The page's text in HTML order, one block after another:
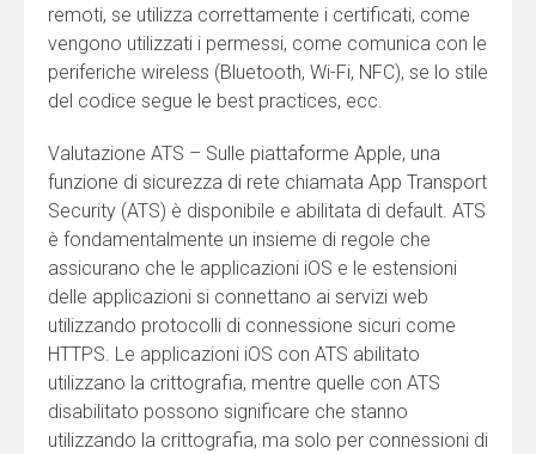
remoti, se utilizza correttamente i certificati, come
vengono utilizzati i permessi, come comunica con le
periferiche wireless (Bluetooth, Wi-Fi, NFC), se lo stile
del codice segue le best practices, ecc.
Valutazione ATS – Sulle piattaforme Apple, una
funzione di sicurezza di rete chiamata App Transport
Security (ATS) è disponibile e abilitata di default. ATS
è fondamentalmente un insieme di regole che
assicurano che le applicazioni iOS e le estensioni
delle applicazioni si connettano ai servizi web
utilizzando protocolli di connessione sicuri come
HTTPS. Le applicazioni iOS con ATS abilitato
utilizzano la crittografia, mentre quelle con ATS
disabilitato possono significare che stanno
utilizzando la crittografia, ma solo per connessioni di